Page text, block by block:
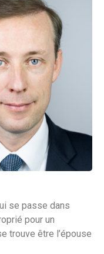
se passe dans
pour un
trouve être l’épouse